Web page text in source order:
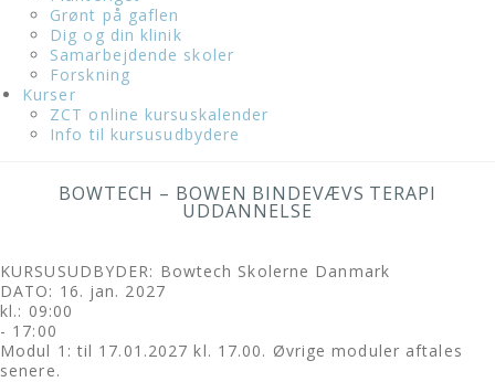
Grønt på gaflen
Dig og din klinik
Samarbejdende skoler
Forskning
Kurser
ZCT online kursuskalender
Info til kursusudbydere
BOWTECH – BOWEN BINDEVÆVS TERAPI
UDDANNELSE
KURSUSUDBYDER: Bowtech Skolerne Danmark
DATO: 16. jan. 2027
kl.: 09:00
- 17:00
Modul 1: til 17.01.2027 kl. 17.00. Øvrige moduler aftales
senere.